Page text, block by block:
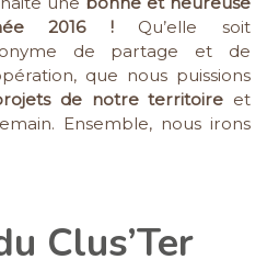
2016 !Qu’elle soit
de partage et de
que nous puissions
de notre territoire et
Ensemble, nous irons
Clus’Ter